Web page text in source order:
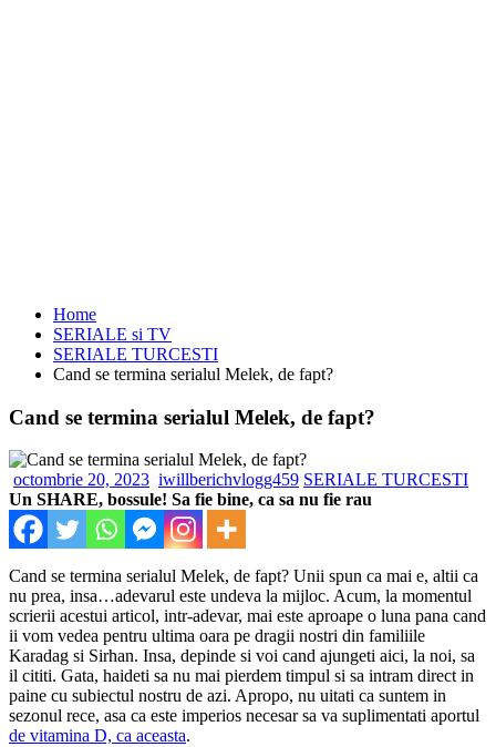
Home
SERIALE si TV
SERIALE TURCESTI
Cand se termina serialul Melek, de fapt?
Cand se termina serialul Melek, de fapt?
octombrie 20, 2023 iwillberichvlogg459 SERIALE TURCESTI
Un SHARE, bossule! Sa fie bine, ca sa nu fie rau
Cand se termina serialul Melek, de fapt? Unii spun ca mai e, altii ca
nu prea, insa…adevarul este undeva la mijloc. Acum, la momentul
scrierii acestui articol, intr-adevar, mai este aproape o luna pana cand
ii vom vedea pentru ultima oara pe dragii nostri din familiile
Karadag si Sirhan. Insa, depinde si voi cand ajungeti aici, la noi, sa
il cititi. Gata, haideti sa nu mai pierdem timpul si sa intram direct in
paine cu subiectul nostru de azi. Apropo, nu uitati ca suntem in
sezonul rece, asa ca este imperios necesar sa va suplimentati aportul
de vitamina D, ca aceasta.